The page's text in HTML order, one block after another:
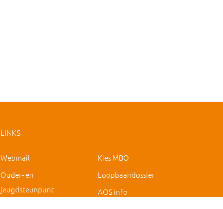
LINKS
Webmail
Ouder- en
jeugdsteunpunt
Kies MBO
Loopbaandossier
AOS info